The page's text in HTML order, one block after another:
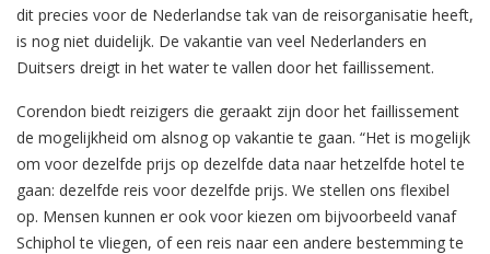
dit precies voor de Nederlandse tak van de reisorganisatie heeft,
is nog niet duidelijk. De vakantie van veel Nederlanders en
Duitsers dreigt in het water te vallen door het faillissement.
Corendon biedt reizigers die geraakt zijn door het faillissement
de mogelijkheid om alsnog op vakantie te gaan. “Het is mogelijk
om voor dezelfde prijs op dezelfde data naar hetzelfde hotel te
gaan: dezelfde reis voor dezelfde prijs. We stellen ons flexibel
op. Mensen kunnen er ook voor kiezen om bijvoorbeeld vanaf
Schiphol te vliegen, of een reis naar een andere bestemming te